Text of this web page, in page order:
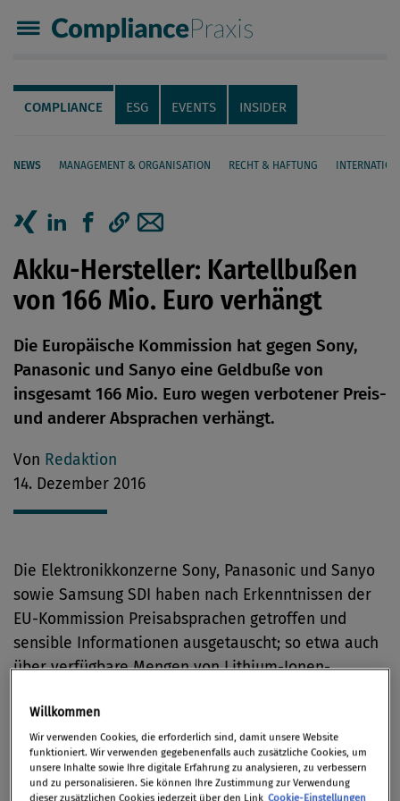
Compliance Praxis
Servicenavigation
Navigation
COMPLIANCE ESG EVENTS INSIDER
NEWS MANAGEMENT & ORGANISATION RECHT & HAFTUNG
Seiteninhalt
Akku-Hersteller: Kartellbußen
von 166 Mio. Euro verhängt
Die Europäische Kommission hat gegen Sony,
Panasonic und Sanyo eine Geldbuße von
insgesamt 166 Mio. Euro wegen verbotener Preis-
und anderer Absprachen verhängt.
Von Redaktion
14. Dezember 2016
Die Elektronikkonzerne Sony, Panasonic und Sanyo
sowie Samsung SDI haben nach Erkenntnissen der
EU-Kommission Preisabsprachen getroffen und
sensible Informationen ausgetauscht; so etwa auch
über verfügbare Mengen von Lithium-Ionen-
verwendet werden. Dies stellt einen Verstoß gegen
die EU-Kartellvorschriften dar.
Samsung SDI wurde die Geldbuße erlassen, weil das
Willkommen
Wir verwenden Cookies, die erforderlich sind, damit unsere Website
funktioniert. Wir verwenden gegebenenfalls auch zusätzliche Cookies, um
unsere Inhalte sowie Ihre digitale Erfahrung zu analysieren, zu verbessern
und zu personalisieren. Sie können Ihre Zustimmung zur Verwendung
dieser zusätzlichen Cookies jederzeit über den Link Cookie-Einstellungen